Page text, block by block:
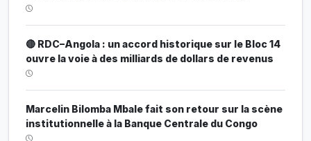
🔴 RDC–Angola : un accord historique sur le Bloc 14
ouvre la voie à des milliards de dollars de revenus
Marcelin Bilomba Mbale fait son retour sur la scène
institutionnelle à la Banque Centrale du Congo